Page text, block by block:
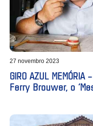
27 novembro 2023
GIRO AZUL
Ferry Brouwer, o